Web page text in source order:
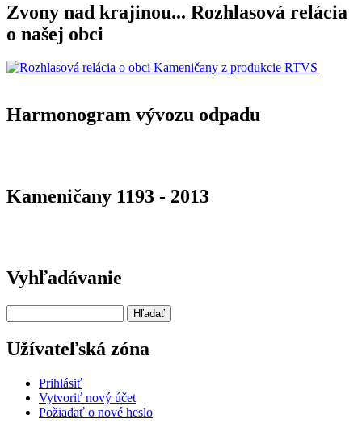
Zvony nad krajinou... Rozhlasová relácia
o našej obci
Harmonogram vývozu odpadu
Kameničany 1193 - 2013
Vyhľadávanie
Užívateľská zóna
Prihlásiť
Vytvoriť nový účet
Požiadať o nové heslo